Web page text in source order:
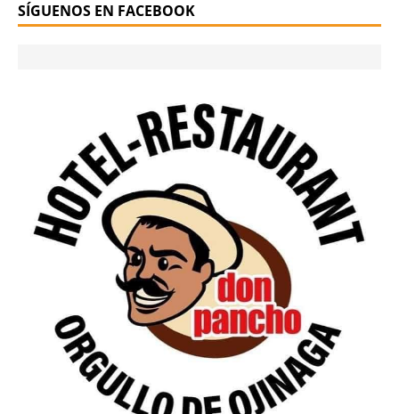
SÍGUENOS EN FACEBOOK